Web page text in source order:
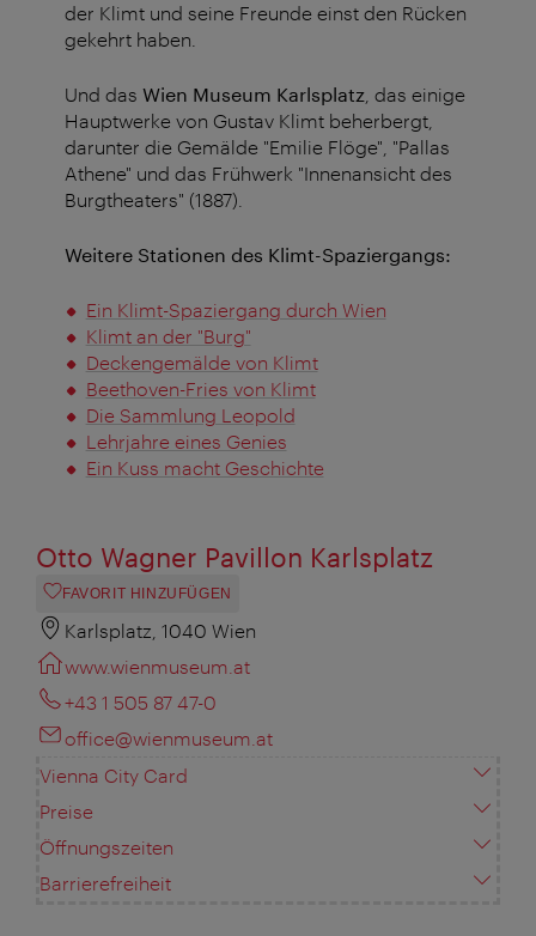
der Klimt und seine Freunde einst den Rücken
gekehrt haben.
Und das Wien Museum Karlsplatz , das einige
Hauptwerke von Gustav Klimt beherbergt,
darunter die Gemälde "Emilie Flöge", "Pallas
Athene" und das Frühwerk "Innenansicht des
Burgtheaters" (1887).
Weitere Stationen des Klimt-Spaziergangs:
Ein Klimt-Spaziergang durch Wien
Klimt an der "Burg"
Deckengemälde von Klimt
Beethoven-Fries von Klimt
Die Sammlung Leopold
Lehrjahre eines Genies
Ein Kuss macht Geschichte
Otto Wagner Pavillon Karlsplatz
FAVORIT HINZUFÜGEN
Karlsplatz, 1040 Wien
www.wienmuseum.at
+43 1 505 87 47-0
office@wienmuseum.at
Vienna City Card
Preise
Öffnungszeiten
Barrierefreiheit